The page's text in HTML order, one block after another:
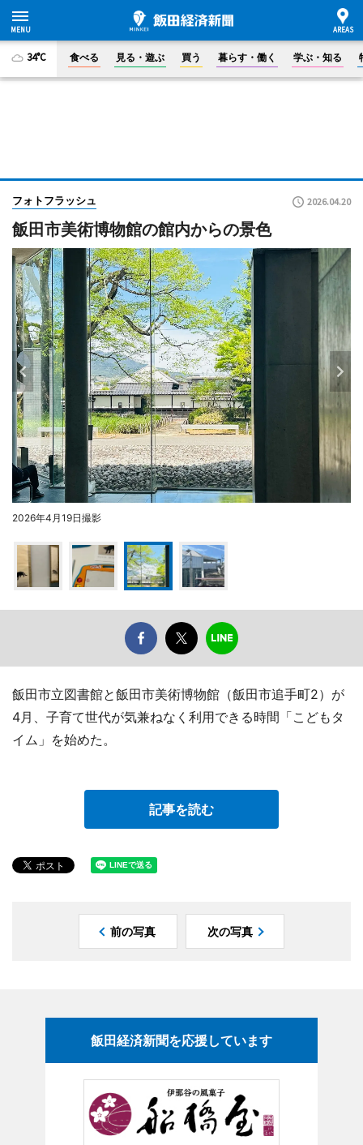
34°C 食べる 見る・遊ぶ 買う 暮らす・働く 学ぶ・知る
フォトフラッシュ 2026.04.20
飯田市美術博物館の館内からの景色
2026年4月19日撮影
飯田市立図書館と飯田市美術博物館（飯田市追手町2）が
4月、子育て世代が気兼ねなく利用できる時間「こどもタ
イム」を始めた。
記事を読む
前の写真 次の写真
飯田経済新聞を応援しています